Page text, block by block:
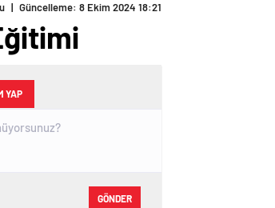
| Güncelleme: 8 Ekim 2024 18:21
YAP
GÖNDER